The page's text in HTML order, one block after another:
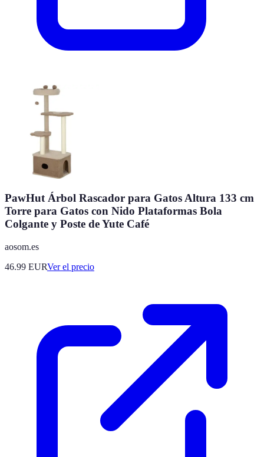
PawHut Árbol Rascador para Gatos Altura 133 cm
Torre para Gatos con Nido Plataformas Bola
Colgante y Poste de Yute Café
aosom.es
46.99 EURVer el precio